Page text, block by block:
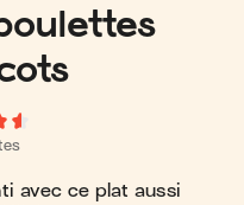
avec ce plat aussi